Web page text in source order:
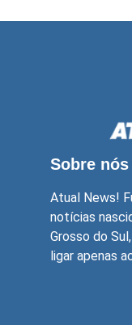
Sobre nós
Atual News!
notícias
Grosso do
ligar apenas